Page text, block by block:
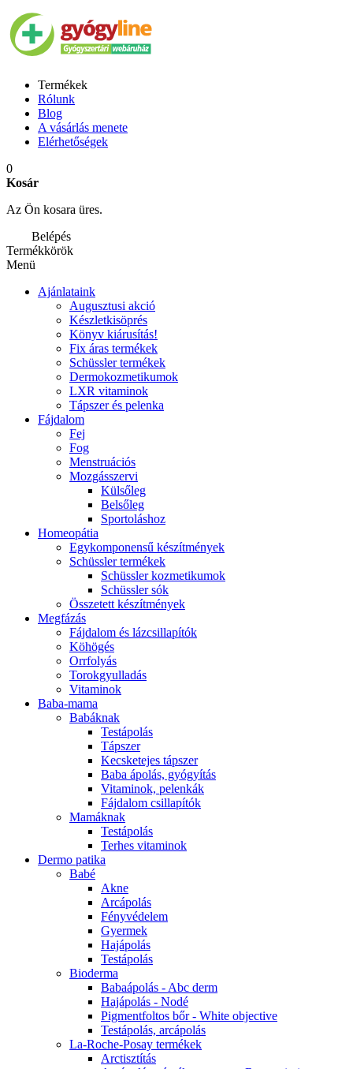
Termékek
Rólunk
Blog
A vásárlás menete
Elérhetőségek
0
Kosár
Az Ön kosara üres.
Belépés
Termékkörök
Menü
Ajánlataink
Augusztusi akció
Készletkisöprés
Könyv kiárusítás!
Fix áras termékek
Schüssler termékek
Dermokozmetikumok
LXR vitaminok
Tápszer és pelenka
Fájdalom
Fej
Fog
Menstruációs
Mozgásszervi
Külsőleg
Belsőleg
Sportoláshoz
Homeopátia
Egykomponensű készítmények
Schüssler termékek
Schüssler kozmetikumok
Schüssler sók
Összetett készítmények
Megfázás
Fájdalom és lázcsillapítók
Köhögés
Orrfolyás
Torokgyulladás
Vitaminok
Baba-mama
Babáknak
Testápolás
Tápszer
Kecsketejes tápszer
Baba ápolás, gyógyítás
Vitaminok, pelenkák
Fájdalom csillapítók
Mamáknak
Testápolás
Terhes vitaminok
Dermo patika
Babé
Akne
Arcápolás
Fényvédelem
Gyermek
Hajápolás
Testápolás
Bioderma
Babaápolás - Abc derm
Hajápolás - Nodé
Pigmentfoltos bőr - White objective
Testápolás, arcápolás
La-Roche-Posay termékek
Arctisztítás